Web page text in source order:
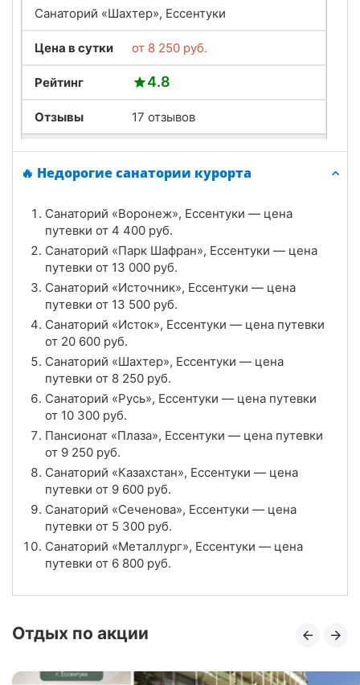
Санаторий «Шахтер», Ессентуки
Цена в сутки от 8 250 руб.
Рейтинг 4.8
Отзывы 17 отзывов
Санаторий «Сеченова», Ессентуки
Рейтинг 4.6
Отзывы 28 отзывов
Санаторий «Источник», Ессентуки
Цена в сутки от13 500руб.
Рейтинг 4.9
Отзывы 16 отзывов
Санаторий «Виктория», Ессентуки
Цена в сутки
Рейтинг 3.8
Отзывы 66 отзывов
Санаторий «Жемчужина Кавказа», Ессентуки
Рейтинг 4.5
Отзывы 18 отзывов
🔥 Недорогие санатории курорта
Санаторий «Воронеж», Ессентуки — цена
путевки от 4 400 руб.
Санаторий «Парк Шафран», Ессентуки — цена
путевки от 13 000 руб.
Санаторий «Источник», Ессентуки — цена
путевки от 13 500 руб.
Санаторий «Исток», Ессентуки — цена путевки
от 20 600 руб.
Санаторий «Шахтер», Ессентуки — цена
путевки от 8 250 руб.
Санаторий «Русь», Ессентуки — цена путевки
от 10 300 руб.
Пансионат «Плаза», Ессентуки — цена путевки
от 9 250 руб.
Санаторий «Казахстан», Ессентуки — цена
путевки от 9 600 руб.
Санаторий «Сеченова», Ессентуки — цена
путевки от 5 300 руб.
Санаторий «Металлург», Ессентуки — цена
путевки от 6 800 руб.
Отдых по акции